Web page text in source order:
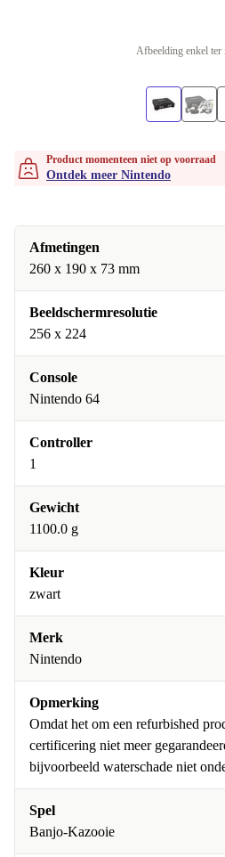
Afbeelding enkel ter
Product momenteen niet op voorraad
Ontdek meer Nintendo
Afmetingen
260 x 190 x 73 mm
Beeldschermresolutie
256 x 224
Console
Nintendo 64
Controller
1
Gewicht
1100.0 g
Kleur
zwart
Merk
Nintendo
Opmerking
Omdat het om een refurbished
certificering niet meer
bijvoorbeeld waterschade niet
Spel
Banjo-Kazooie